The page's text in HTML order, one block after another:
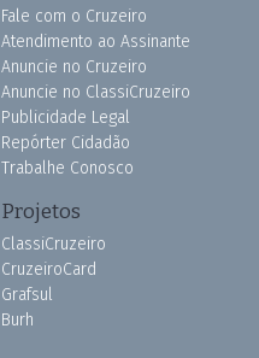
Fale com o Cruzeiro
Atendimento ao Assinante
Anuncie no Cruzeiro
Anuncie no ClassiCruzeiro
Publicidade Legal
Repórter Cidadão
Trabalhe Conosco
Projetos
ClassiCruzeiro
CruzeiroCard
Grafsul
Burh